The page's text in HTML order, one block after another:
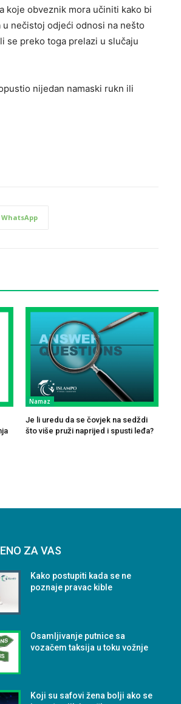
koje obveznik mora učiniti kako bi
nečistoj odjeći odnosi na nešto
se preko toga prelazi u slučaju
nijedan namaski rukn ili
WhatsApp
Namaz
Je li uredu da se čovjek na sedždi
što više pruži naprijed i spusti leđa?
ZA VAS
Kako postupiti kada se ne
poznaje pravac kible
Osamljivanje putnice sa
vozačem taksija u toku vožnje
Koji su safovi žena bolji ako se